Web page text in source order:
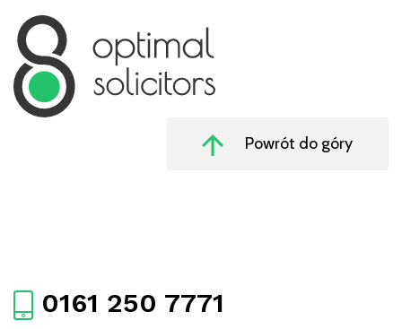
Powrót do góry
0161 250 7771